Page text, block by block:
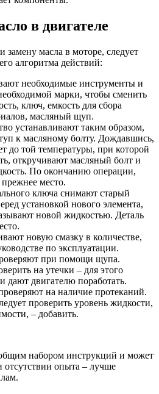
в двигателе
замену масла в моторе, следует
алгоритма действий:
необходимые инструменты и
марки, чтобы сменить
ключ, емкость для сбора
масляный щуп.
устанавливают таким образом,
к масляному болту. Дождавшись,
до той температуры, при которой
откручивают масляный болт и
По окончанию операции,
место.
ключа снимают старый
установкой нового элемента,
новой жидкостью. Деталь
новую смазку в количестве,
по эксплуатации.
при помощи щупа.
на утечки – для этого
дают двигателю поработать.
на наличие протеканий.
проверить уровень жидкости,
– добавить.
набором инструкций и может
отсутствии опыта – лучше